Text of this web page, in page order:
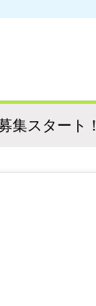
集スタート！